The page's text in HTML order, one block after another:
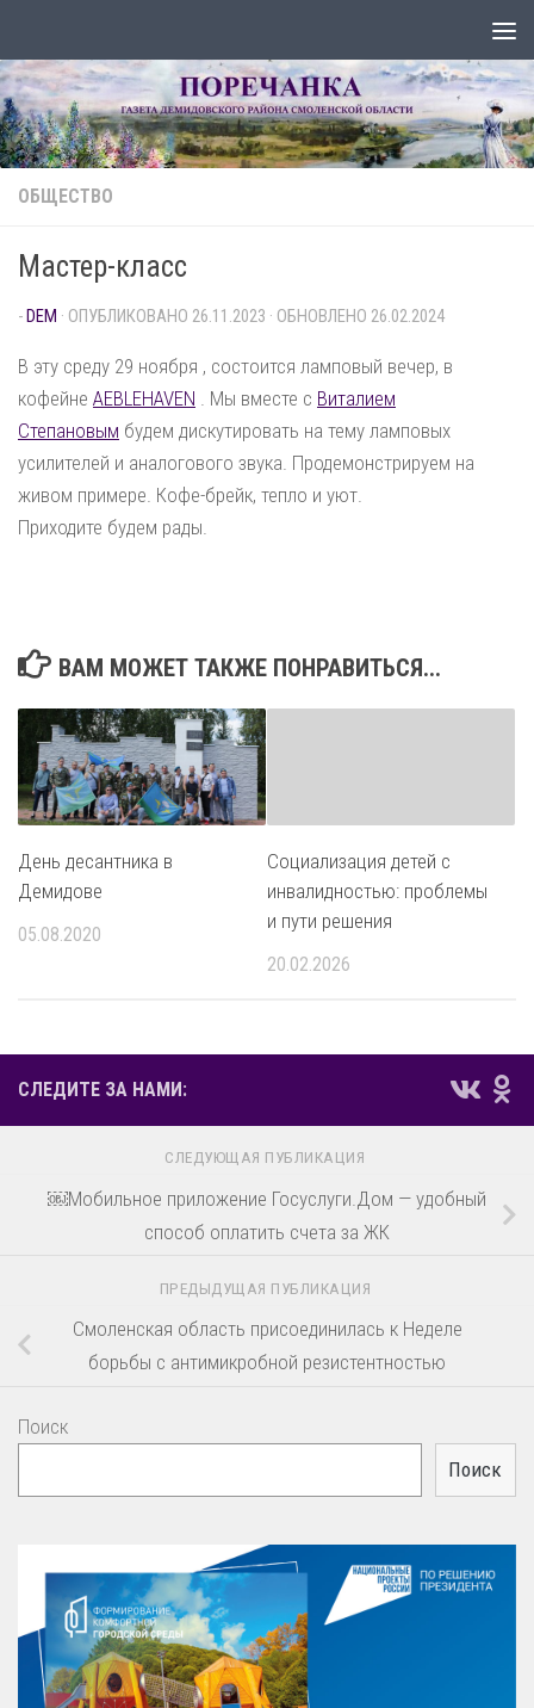
ОБЩЕСТВО
Мастер-класс
-DEM · ОПУБЛИКОВАНО 26.11.2023 · ОБНОВЛЕНО 26.02.2024
В эту среду 29 ноября , состоится ламповый вечер, в
кофейне AEBLEHAVEN . Мы вместе с Виталием
Степановым будем дискутировать на тему ламповых
усилителей и аналогового звука. Продемонстрируем на
живом примере. Кофе-брейк, тепло и уют.
Приходите будем рады.
ВАМ МОЖЕТ ТАКЖЕ ПОНРАВИТЬСЯ...
День десантника в
Демидове
05.08.2020
Социализация детей с
инвалидностью: проблемы
и пути решения
20.02.2026
СЛЕДИТЕ ЗА НАМИ:
СЛЕДУЮЩАЯ ПУБЛИКАЦИЯ
￼Мобильное приложение Госуслуги.Дом — удобный
способ оплатить счета за ЖК
ПРЕДЫДУЩАЯ ПУБЛИКАЦИЯ
Смоленская область присоединилась к Неделе
борьбы с антимикробной резистентностью
Поиск
Поиск